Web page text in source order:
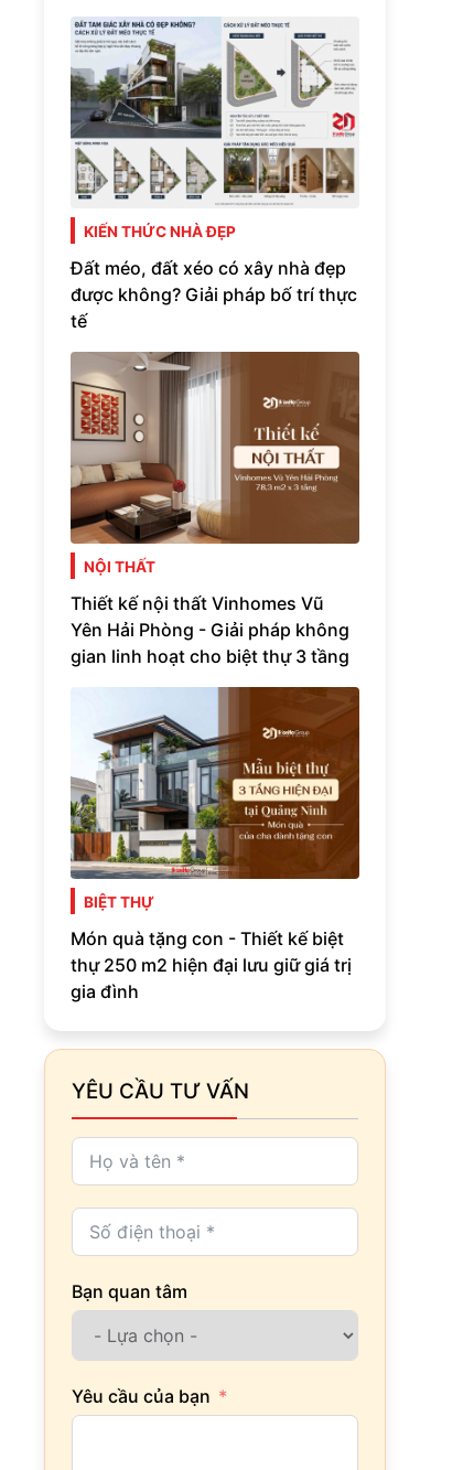
KIẾN THỨC NHÀ ĐẸP
Đất méo, đất xéo có xây nhà đẹp
được không? Giải pháp bố trí thực
tế
NỘI THẤT
Thiết kế nội thất Vinhomes Vũ
Yên Hải Phòng - Giải pháp không
gian linh hoạt cho biệt thự 3 tầng
BIỆT THỰ
Món quà tặng con - Thiết kế biệt
thự 250 m2 hiện đại lưu giữ giá trị
gia đình
YÊU CẦU TƯ VẤN
Bạn quan tâm
Yêu cầu của bạn